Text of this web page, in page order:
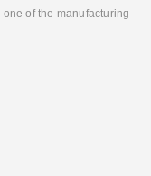
of the manufacturing